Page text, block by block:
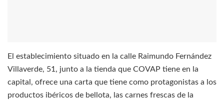
El establecimiento situado en la calle Raimundo Fernández
Villaverde, 51, junto a la tienda que COVAP tiene en la
capital, ofrece una carta que tiene como protagonistas a los
productos ibéricos de bellota, las carnes frescas de la